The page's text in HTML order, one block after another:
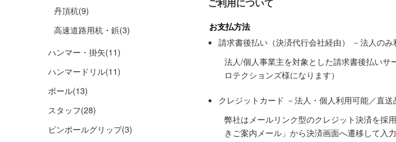
丹頂杭(9)
高速道路用杭・鋲(3)
ハンマー・掛矢(11)
ハンマードリル(11)
ポール(13)
スタッフ(28)
ピンポールグリップ(3)
お支払方法
請求書後払い（決済代行会社経由） －法人の
法人/個人事業主を対象とした請求書後払い
ロテクションズ様になります）
クレジットカード －法人・個人利用可能／直送
弊社はメールリンク型のクレジット決済を採
きご案内メール」から決済画面へ遷移して入